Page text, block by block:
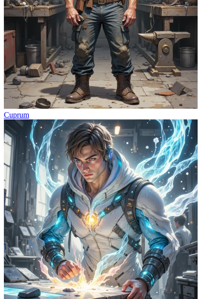
Cuprum